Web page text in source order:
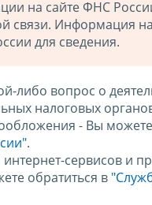
на сайте ФНС
связи. Информация
для сведения.
либо вопрос о
налоговых
- Вы можете
.
сервисов и
обратиться в